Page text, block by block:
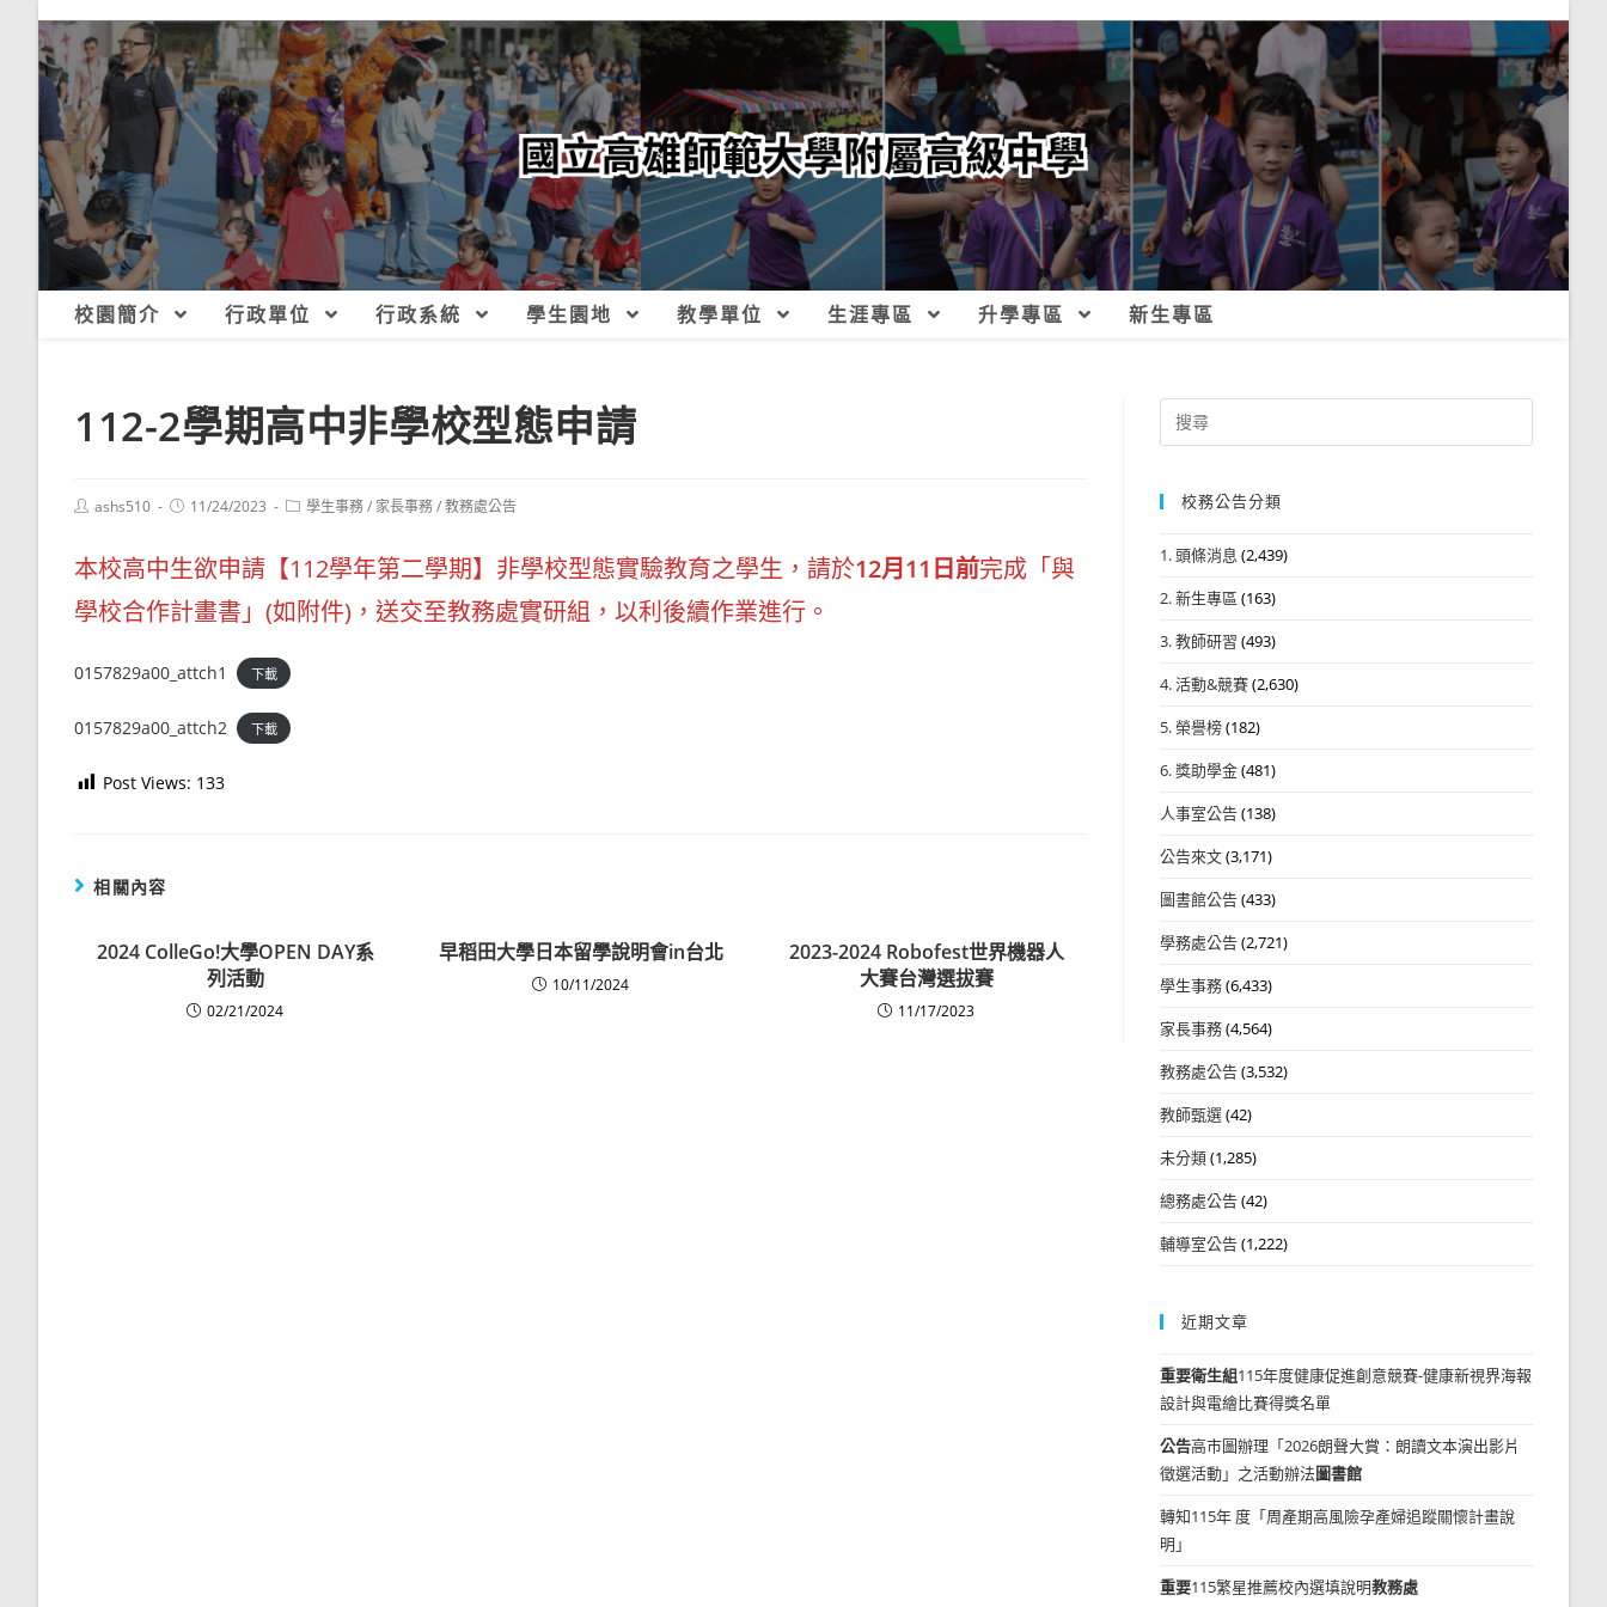
校園簡介 行政單位 行政系統 學生園地 教學單位 生涯專區 升學專區 新生專區
112-2學期高中非學校型態申請
Postashs510
Post11/24/2023
Post學生事務/ 家長事務/教務處公告
本校高中生欲申請【112學年第二學期】非學校型態實驗教育之學生，請於12月11日前完成「與
學校合作計畫書」(如附件)，送交至教務處實研組，以利後續作業進行。
0157829a00_attch1 下載
0157829a00_attch2 下載
Post Views: 133
相關內容
2024 ColleGo!大學OPEN DAY系
列活動
02/21/2024
早稻田大學日本留學說明會in台北
10/11/2024
2023-2024 Robofest世界機器人
大賽台灣選拔賽
11/17/2023
Search
for:
校務公告分類
1. 頭條消息 (2,439)
2. 新生專區 (163)
3. 教師研習 (493)
4. 活動&競賽(2,630)
5. 榮譽榜(182)
6. 獎助學金(481)
人事室公告(138)
公告來文(3,171)
圖書館公告(433)
學務處公告(2,721)
學生事務(6,433)
家長事務(4,564)
教務處公告(3,532)
教師甄選(42)
未分類(1,285)
總務處公告(42)
輔導室公告(1,222)
近期文章
重要衛生組115年度健康促進創意競賽-健康新視界海報
設計與電繪比賽得獎名單
公告高市圖辦理「2026朗聲大賞：朗讀文本演出影片
徵選活動」之活動辦法圖書館
轉知115年 度「周產期高風險孕產婦追蹤關懷計畫說
明」
重要115繁星推薦校內選填說明教務處